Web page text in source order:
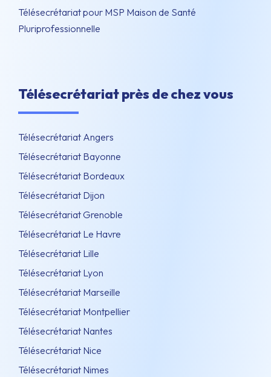
Télésecrétariat pour MSP Maison de Santé
Pluriprofessionnelle
Télésecrétariat près de chez vous
Télésecrétariat Angers
Télésecrétariat Bayonne
Télésecrétariat Bordeaux
Télésecrétariat Dijon
Télésecrétariat Grenoble
Télésecrétariat Le Havre
Télésecrétariat Lille
Télésecrétariat Lyon
Télésecrétariat Marseille
Télésecrétariat Montpellier
Télésecrétariat Nantes
Télésecrétariat Nice
Télésecrétariat Nimes